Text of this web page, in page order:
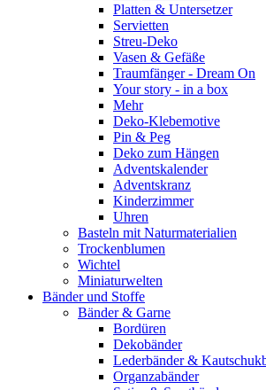
Platten & Untersetzer
Servietten
Streu-Deko
Vasen & Gefäße
Traumfänger - Dream On
Your story - in a box
Mehr
Deko-Klebemotive
Pin & Peg
Deko zum Hängen
Adventskalender
Adventskranz
Kinderzimmer
Uhren
Basteln mit Naturmaterialien
Trockenblumen
Wichtel
Miniaturwelten
Bänder und Stoffe
Bänder & Garne
Bordüren
Dekobänder
Lederbänder &
Organzabänder